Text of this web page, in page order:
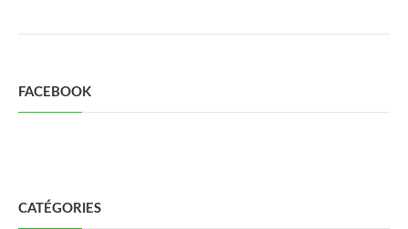
FACEBOOK
CATÉGORIES